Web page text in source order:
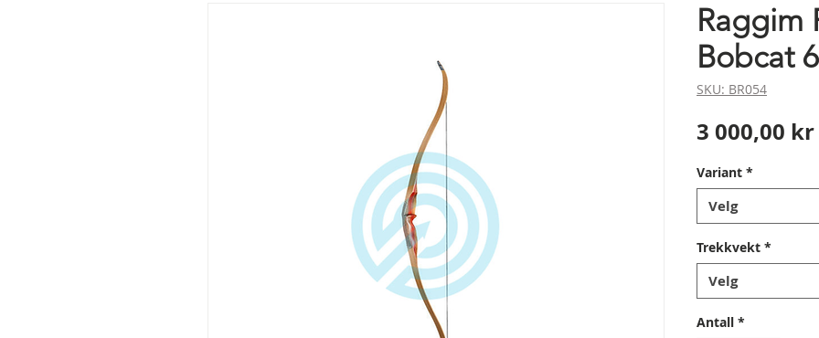
Raggim
Bobcat
SKU: BR054
3 000,00 kr
Variant *
Velg
Trekkvekt *
Velg
Antall *